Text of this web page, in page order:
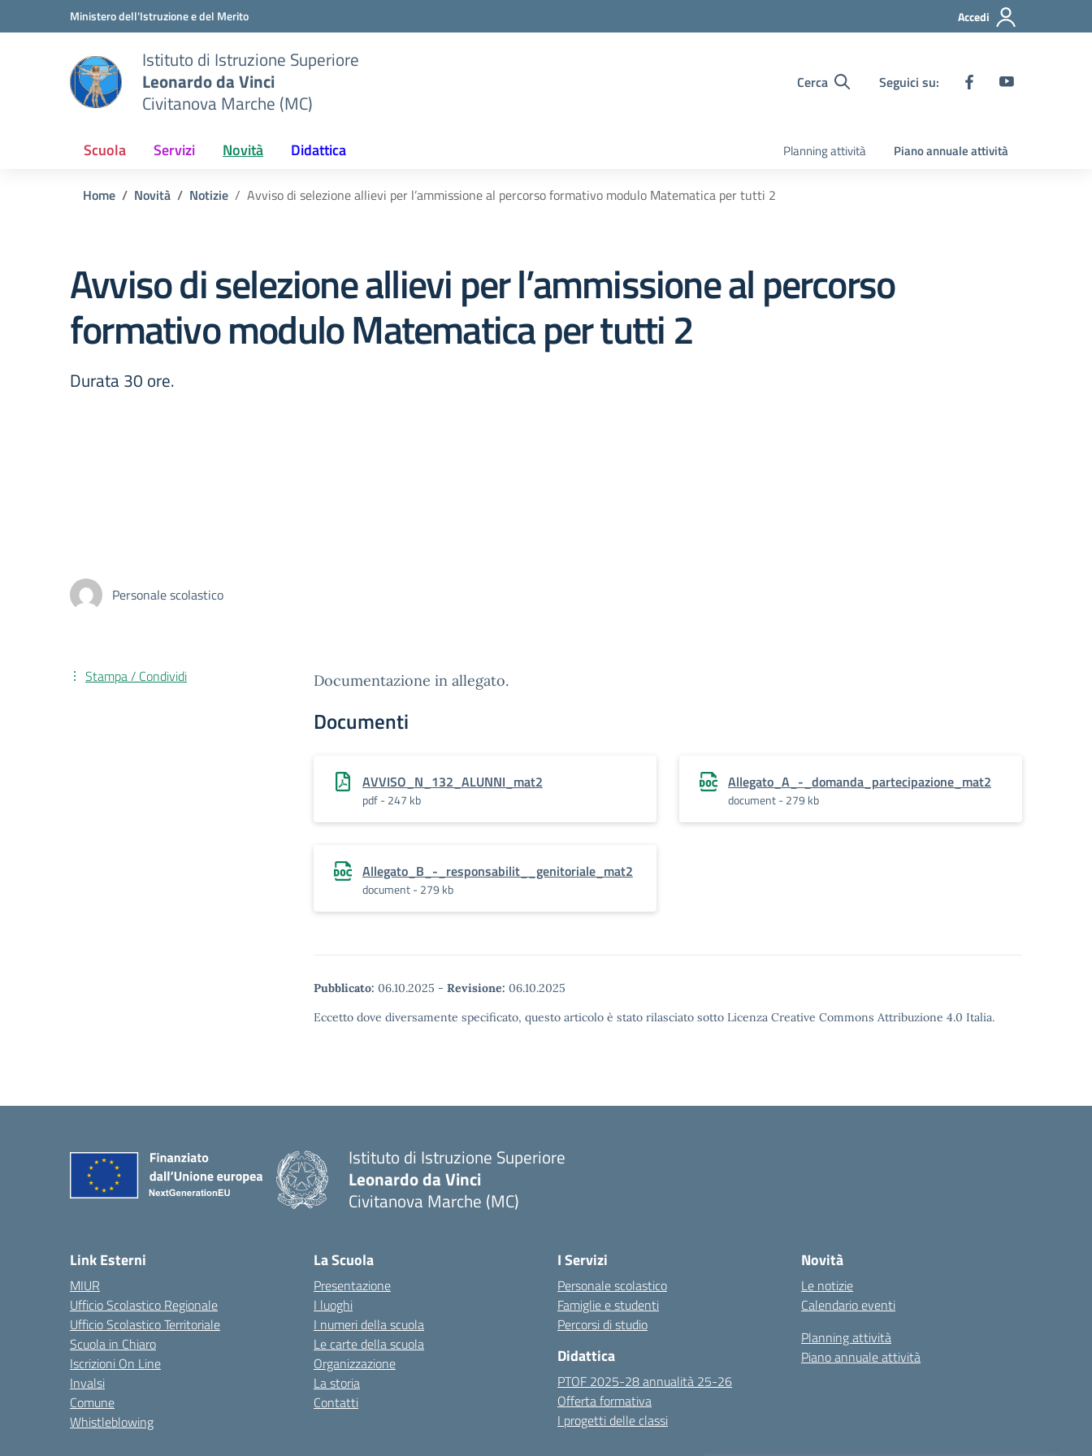
Vai ai contenuti
Vai al menu di navigazioneMinistero dell'Istruzione e del Merito Accedi
Istituto di Istruzione Superiore
Leonardo da Vinci
Civitanova Marche (MC)
Cerca Seguici su:
Scuola Servizi Novità Didattica Planning attività Piano annuale attività
Home Novità Notizie Avviso di selezione allievi per l’ammissione al percorso formativo modulo Matematica per tutti 2
Avviso di selezione allievi per l’ammissione al percorso
formativo modulo Matematica per tutti 2
Durata 30 ore.
Personale scolastico
Documentazione in allegato.
Documenti
AVVISO_N_132_ALUNNI_mat2
pdf - 247 kb
Allegato_A_-_domanda_partecipazione_mat2
document - 279 kb
Allegato_B_-_responsabilit__genitoriale_mat2
document - 279 kb
Pubblicato: 06.10.2025 - Revisione: 06.10.2025
Eccetto dove diversamente specificato, questo articolo è stato rilasciato sotto Licenza Creative Commons Attribuzione 4.0 Italia.
Stampa / Condividi
Istituto di Istruzione Superiore
Leonardo da Vinci
Civitanova Marche (MC)
Link Esterni
MIUR
Ufficio Scolastico Regionale
Ufficio Scolastico Territoriale
Scuola in Chiaro
Iscrizioni On Line
Invalsi
Comune
Whistleblowing
La Scuola
Presentazione
I luoghi
I numeri della scuola
Le carte della scuola
Organizzazione
La storia
Contatti
I Servizi
Personale scolastico
Famiglie e studenti
Percorsi di studio
Didattica
PTOF 2025-28 annualità 25-26
Offerta formativa
I progetti delle classi
Novità
Le notizie
Calendario eventi
Planning attività
Piano annuale attività